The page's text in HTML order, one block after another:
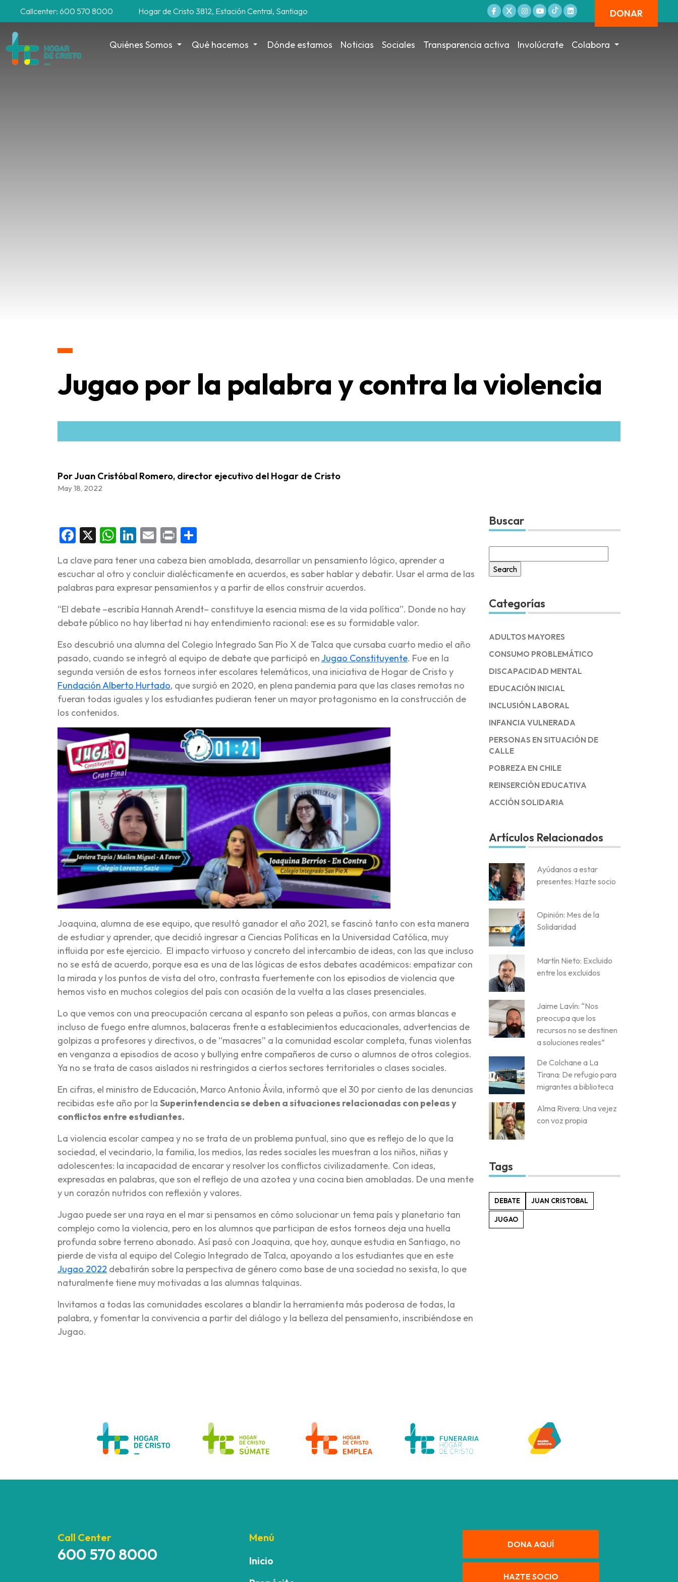
Callcenter: 600 570 8000 Hogar de Cristo 3812, Estación Central, Santiago DONAR
Quiénes Somos Qué hacemos Dónde estamos Noticias Sociales Transparencia activa Involúcrate Colabora
Jugao por la palabra y contra la violencia
Por Juan Cristóbal Romero, director ejecutivo del Hogar de Cristo
May 18, 2022
Facebook
X WhatsApp
LinkedIn
Email
Print
La clave para tener una cabeza bien amoblada, desarrollar un pensamiento lógico, aprender a
escuchar al otro y concluir dialécticamente en acuerdos, es saber hablar y debatir. Usar el arma de las
palabras para expresar pensamientos y a partir de ellos construir acuerdos.
“El debate –escribía Hannah Arendt– constituye la esencia misma de la vida política”. Donde no hay
debate público no hay libertad ni hay entendimiento racional: ese es su formidable valor.
Eso descubrió una alumna del Colegio Integrado San Pío X de Talca que cursaba cuarto medio el año
pasado, cuando se integró al equipo de debate que participó enJugao Constituyente. Fue en la
segunda versión de estos torneos inter escolares telemáticos, una iniciativa de Hogar de Cristo y
Fundación Alberto Hurtado, que surgió en 2020, en plena pandemia para que las clases remotas no
fueran todas iguales y los estudiantes pudieran tener un mayor protagonismo en la construcción de
los contenidos.
Joaquina, alumna de ese equipo, que resultó ganador el año 2021, se fascinó tanto con esta manera
de estudiar y aprender, que decidió ingresar a Ciencias Políticas en la Universidad Católica, muy
influida por este ejercicio. El impacto virtuoso y concreto del intercambio de ideas, con las que incluso
no se está de acuerdo, porque esa es una de las lógicas de estos debates académicos: empatizar con
la mirada y los puntos de vista del otro, contrasta fuertemente con los episodios de violencia que
hemos visto en muchos colegios del país con ocasión de la vuelta a las clases presenciales.
Lo que vemos con una preocupación cercana al espanto son peleas a puños, con armas blancas e
incluso de fuego entre alumnos, balaceras frente a establecimientos educacionales, advertencias de
golpizas a profesores y directivos, o de “masacres” a la comunidad escolar completa, funas violentas
en venganza a episodios de acoso y bullying entre compañeros de curso o alumnos de otros colegios.
Ya no se trata de casos aislados ni restringidos a ciertos sectores territoriales o clases sociales.
En cifras, el ministro de Educación, Marco Antonio Ávila, informó que el 30 por ciento de las denuncias
recibidas este año por la Superintendencia se deben a situaciones relacionadas con peleas y
conflictos entre estudiantes.
La violencia escolar campea y no se trata de un problema puntual, sino que es reflejo de lo que la
sociedad, el vecindario, la familia, los medios, las redes sociales les muestran a los niños, niñas y
adolescentes: la incapacidad de encarar y resolver los conflictos civilizadamente. Con ideas,
expresadas en palabras, que son el reflejo de una azotea y una cocina bien amobladas. De una mente
y un corazón nutridos con reflexión y valores.
Jugao puede ser una raya en el mar si pensamos en cómo solucionar un tema país y planetario tan
complejo como la violencia, pero en los alumnos que participan de estos torneos deja una huella
profunda sobre terreno abonado. Así pasó con Joaquina, que hoy, aunque estudia en Santiago, no
pierde de vista al equipo del Colegio Integrado de Talca, apoyando a los estudiantes que en este
Jugao 2022 debatirán sobre la perspectiva de género como base de una sociedad no sexista, lo que
naturalmente tiene muy motivadas a las alumnas talquinas.
Invitamos a todas las comunidades escolares a blandir la herramienta más poderosa de todas, la
palabra, y fomentar la convivencia a partir del diálogo y la belleza del pensamiento, inscribiéndose en
Jugao.
Buscar
for:
Categorías
ADULTOS MAYORES
CONSUMO PROBLEMÁTICO
DISCAPACIDAD MENTAL
EDUCACIÓN INICIAL
INCLUSIÓN LABORAL
INFANCIA VULNERADA
PERSONAS EN SITUACIÓN DE
CALLE
POBREZA EN CHILE
REINSERCIÓN EDUCATIVA
ACCIÓN SOLIDARIA
Artículos Relacionados
Ayúdanos a estar
presentes: Hazte socio
Opinión: Mes de la
Solidaridad
Martín Nieto: Excluido
entre los excluidos
Jaime Lavín: “Nos
preocupa que los
recursos no se destinen
a soluciones reales”
De Colchane a La
Tirana: De refugio para
migrantes a biblioteca
Alma Rivera: Una vejez
con voz propia
Tags
DEBATE JUAN CRISTOBAL
JUGAO
Call Center
600 570 8000
Menú
Inicio
DONA AQUÍ
HAZTE SOCIO